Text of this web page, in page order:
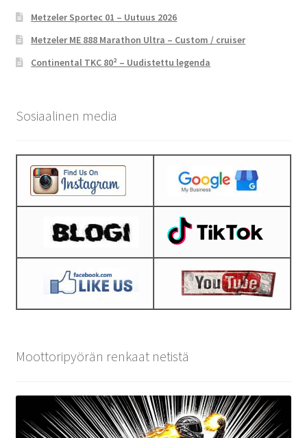
Metzeler Sportec 01 – Uutuus 2026
Metzeler ME 888 Marathon Ultra – Custom / cruiser
Continental TKC 80² – Uudistettu legenda
Sosiaalinen media
Moottoripyörän renkaat netistä